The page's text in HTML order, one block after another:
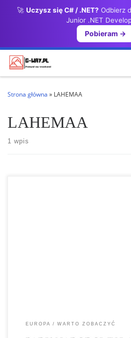
🚀 Uczysz się C# / .NET? Odbierz
Junior .NET
Pobieram →
Przejdź do treści
Strona główna » LAHEMAA
LAHEMAA
1 wpis
EUROPA WARTO ZOBACZYĆ